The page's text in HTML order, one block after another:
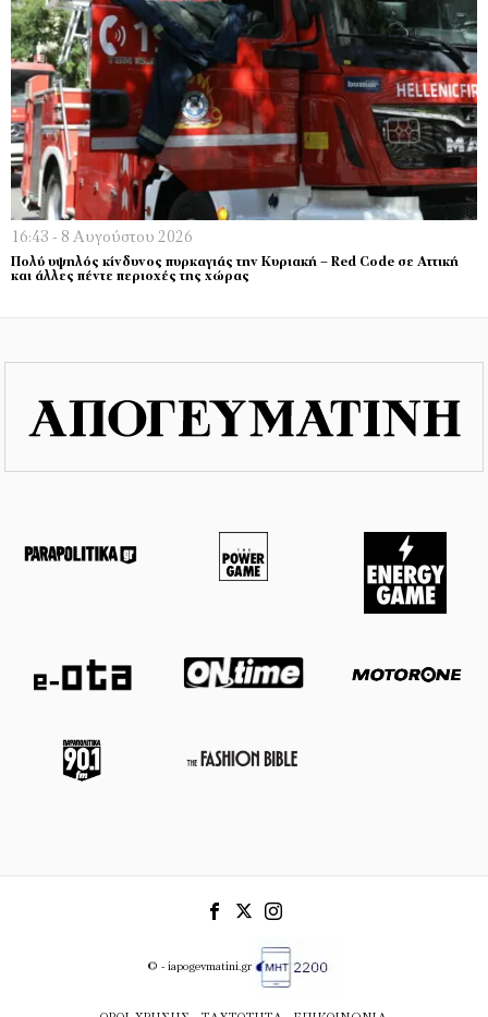
16:43 - 8 Αυγούστου 2026
Πολύ υψηλός κίνδυνος πυρκαγιάς την Κυριακή – Red Code σε Αττική
και άλλες πέντε περιοχές της χώρας
© - iapogevmatini.gr